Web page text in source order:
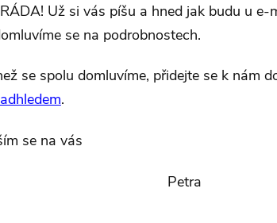
Už si vás píšu a hned jak budu u e-
se na podrobnostech.
se spolu domluvíme, přidejte se k nám
.
se na vás